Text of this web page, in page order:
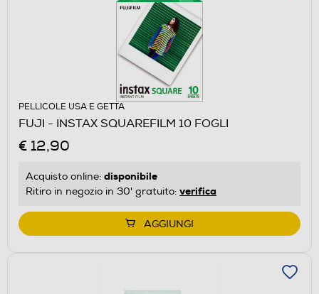
PELLICOLE USA E GETTA
FUJI - INSTAX SQUAREFILM 10 FOGLI
€ 12,90
Acquisto online: disponibile
Ritiro in negozio in 30' gratuito: verifica
AGGIUNGI